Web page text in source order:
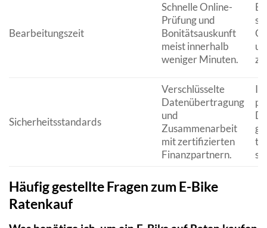
Bearbeitungszeit
Schnelle Online-
Prüfung und
Bonitätsauskunft
meist innerhalb
weniger Minuten.
Sicherheitsstandards
Verschlüsselte
Datenübertragung
und
Zusammenarbeit
mit zertifizierten
Finanzpartnern.
Häufig gestellte Fragen zum E-Bike
Ratenkauf